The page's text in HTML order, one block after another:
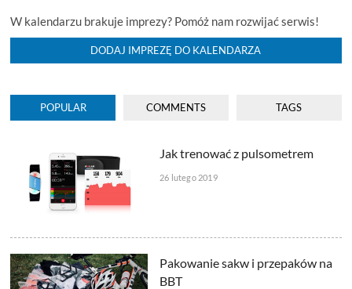
W kalendarzu brakuje imprezy? Pomóż nam rozwijać serwis!
DODAJ IMPREZĘ DO KALENDARZA
POPULAR COMMENTS TAGS
Jak trenować z pulsometrem
26 lutego 2019
Pakowanie sakw i przepaków na
BBT